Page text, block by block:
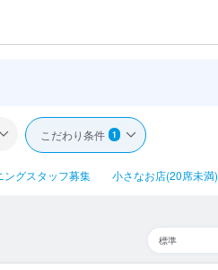
こだわり条件 1
ングスタッフ募集 小さなお店(20席未満)